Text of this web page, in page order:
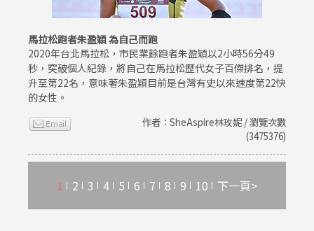
馬拉松跑者朱盈穎 為自己而跑
2020年台北馬拉松，市民業餘跑者朱盈穎以2小時56分49
秒，突破個人紀錄，將自己在馬拉松歷代女子百傑排名，提
升至第22名，意味著朱盈穎目前是台灣有史以來速度第22快
的女性。
作者：SheAspire林玫妮 / 瀏覽次數
(3475376)
1 2 3 4 5 6 7 8 9 10 下一頁>